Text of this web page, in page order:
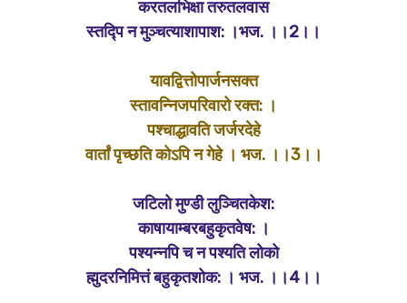
करतलभिक्षा तरुतलवास
स्तद्पि न मुञ्चत्याशापाश: ।भज. ।।2।।
यावद्वित्तोपार्जनसक्त
स्तावन्निजपरिवारो रक्त: ।
पश्चाद्धावति जर्जरदेहे
वार्तां पृच्छति कोऽपि न गेहे । भज. ।।3।।
जटिलो मुण्डी लुञ्चितकेश:
काषायाम्बरबहुकृतवेष: ।
पश्यन्नपि च न पश्यति लोको
ह्मुदरनिमित्तं बहुकृतशोक: । भज. ।।4।।